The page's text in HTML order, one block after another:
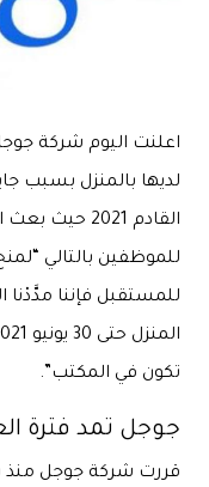
اعلنت اليوم شركة
لديها بالمنزل بسبب
القادم 2021
للموظفين بالتالي
للمستقبل فإننا مدَّدْنا
تكون في المكتب”.
جوجل تمد فترة
قررت شركة جوجل منذ